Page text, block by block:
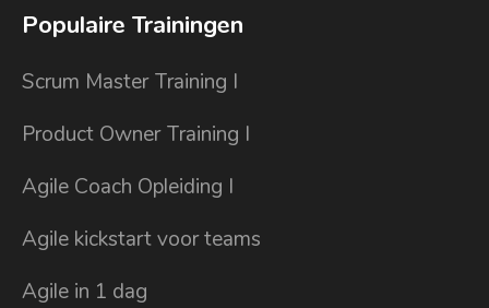
Populaire Trainingen
Scrum Master Training I
Product Owner Training I
Agile Coach Opleiding I
Agile kickstart voor teams
Agile in 1 dag